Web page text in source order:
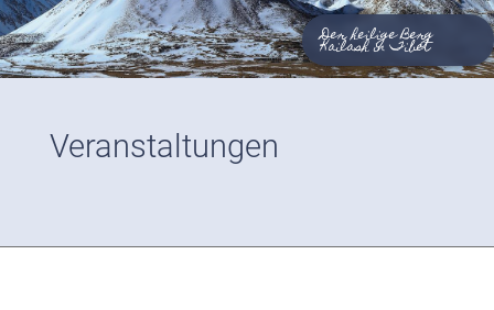
Der heilige Berg
Kailash in Tibet
Veranstaltungen